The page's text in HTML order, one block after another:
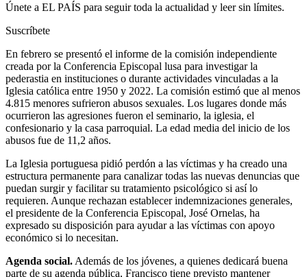
Únete a EL PAÍS para seguir toda la actualidad y leer sin límites.
Suscríbete
En febrero se presentó el informe de la comisión independiente
creada por la Conferencia Episcopal lusa para investigar la
pederastia en instituciones o durante actividades vinculadas a la
Iglesia católica entre 1950 y 2022. La comisión estimó que al menos
4.815 menores sufrieron abusos sexuales. Los lugares donde más
ocurrieron las agresiones fueron el seminario, la iglesia, el
confesionario y la casa parroquial. La edad media del inicio de los
abusos fue de 11,2 años.
La Iglesia portuguesa pidió perdón a las víctimas y ha creado una
estructura permanente para canalizar todas las nuevas denuncias que
puedan surgir y facilitar su tratamiento psicológico si así lo
requieren. Aunque rechazan establecer indemnizaciones generales,
el presidente de la Conferencia Episcopal, José Ornelas, ha
expresado su disposición para ayudar a las víctimas con apoyo
económico si lo necesitan.
Agenda social. Además de los jóvenes, a quienes dedicará buena
parte de su agenda pública, Francisco tiene previsto mantener